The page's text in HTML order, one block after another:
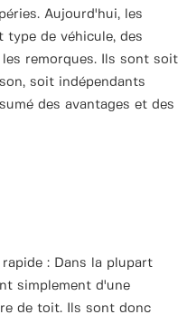
Aujourd'hui, les
de véhicule, des
remorques. Ils sont soit
soit indépendants
des avantages et des
: Dans la plupart
simplement d'une
de toit. Ils sont donc